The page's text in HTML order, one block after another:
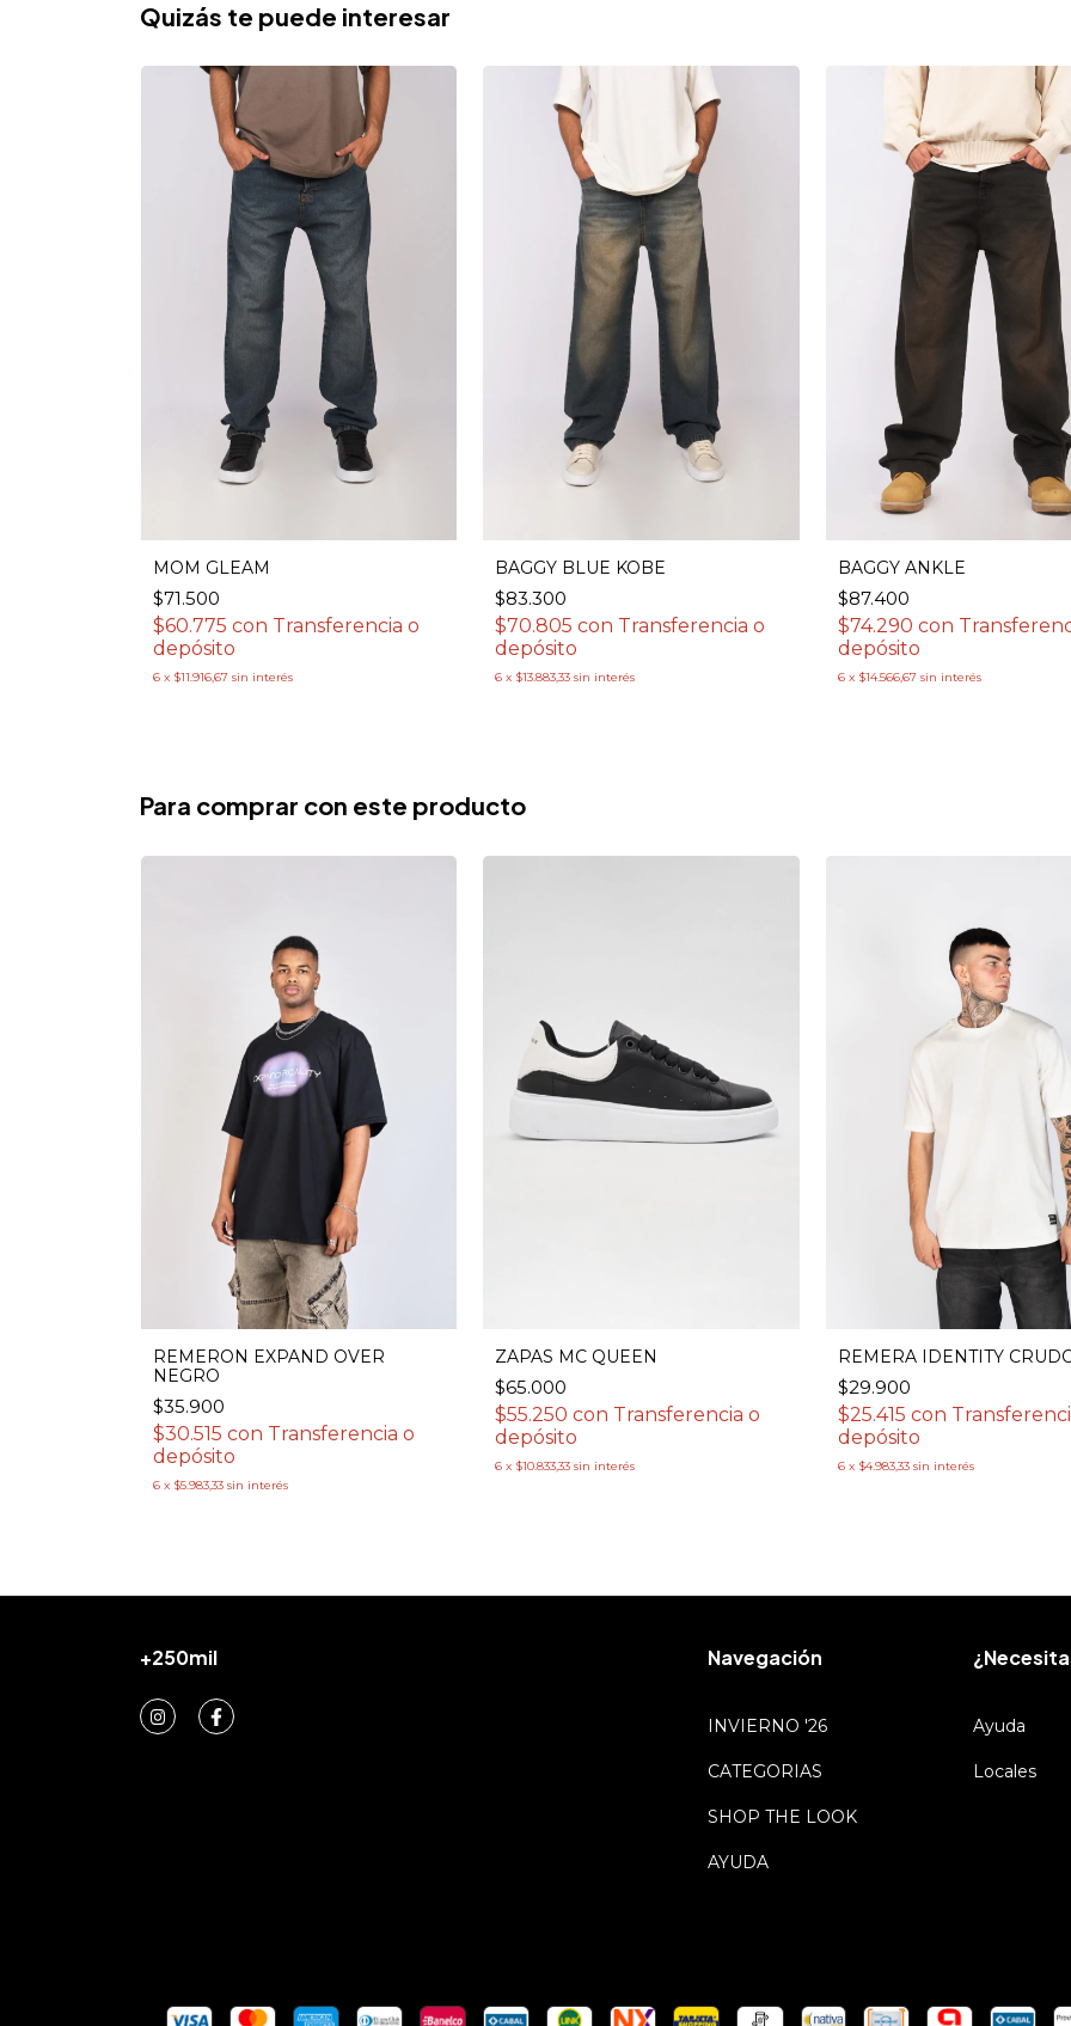
Quizás te puede interesar
MOM GLEAM
$71.500
$60.775 con Transferencia o
depósito
6 x $11.916,67 sin interés
BAGGY BLUE KOBE
$83.300
$70.805con Transferencia o
depósito
6 x $13.883,33 sin interés
BAGGY ANKLE
$87.400
$74.290 con
depósito
6 x $14.566,67 sin interés
Para comprar con este producto
REMERON EXPAND OVER
NEGRO
$35.900
$30.515 con Transferencia o
depósito
6 x $5.983,33 sin interés
ZAPAS MC QUEEN
$65.000
$55.250con Transferencia o
depósito
6 x $10.833,33 sin interés
REMERA IDENTITY
$29.900
$25.415 con
depósito
6 x $4.983,33 sin interés
Navegación
INVIERNO '26
CATEGORIAS
SHOP THE LOOK
AYUDA
Ayuda
Locales